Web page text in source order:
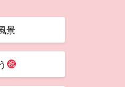
景